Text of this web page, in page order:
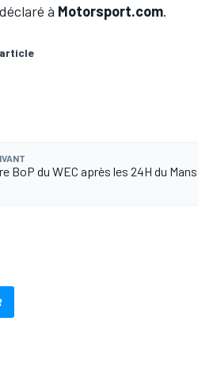
à Motorsport.com.
BoP du WEC après les 24H du Mans